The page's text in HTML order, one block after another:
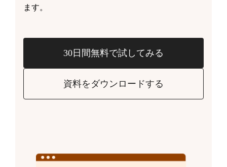
ます。
30日間無料で試してみる
資料をダウンロードする